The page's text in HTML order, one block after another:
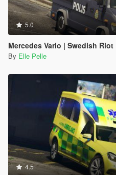
5.0
Mercedes Vario | Swedish
By Elle Pelle
4.5